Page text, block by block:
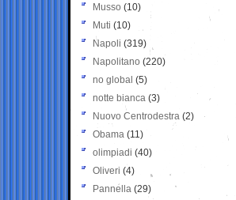
Musso (10)
Muti (10)
Napoli (319)
Napolitano (220)
no global (5)
notte bianca (3)
Nuovo Centrodestra (2)
Obama (11)
olimpiadi (40)
Oliveri (4)
Pannella (29)